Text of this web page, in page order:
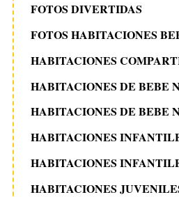
FOTOS DIVERTIDAS
FOTOS HABITACIONES
HABITACIONES
HABITACIONES DE BEBE
HABITACIONES DE BEBE
HABITACIONES
HABITACIONES
HABITACIONES